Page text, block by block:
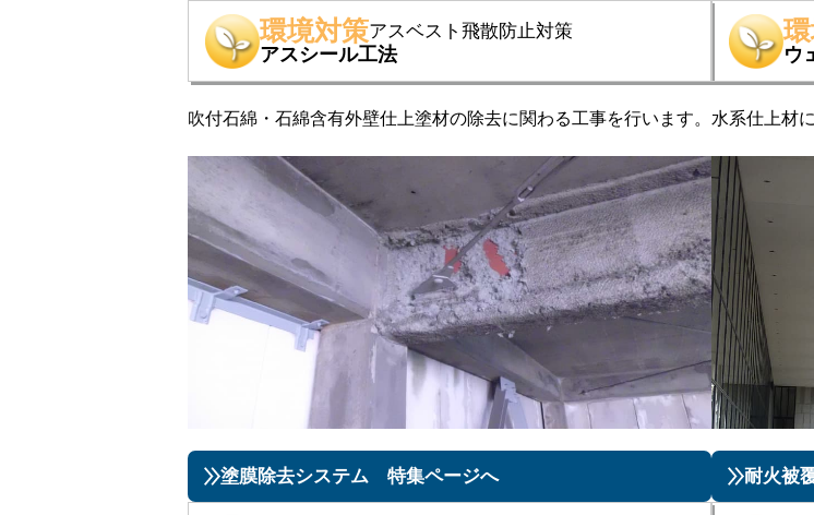
環境対策アスベスト飛散防止対策
アスシール工法
吹付石綿・石綿含有外壁仕上塗材の除去に関わる工事を行います。
塗膜除去システム 特集ページへ
ウ
水系仕上材
耐火被